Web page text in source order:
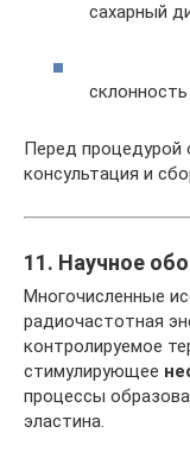
сахарный
Перед процедурой
консультация и
11. Научное
Многочисленные
радиочастотная
контролируемое
стимулирующее
процессы
эластина.